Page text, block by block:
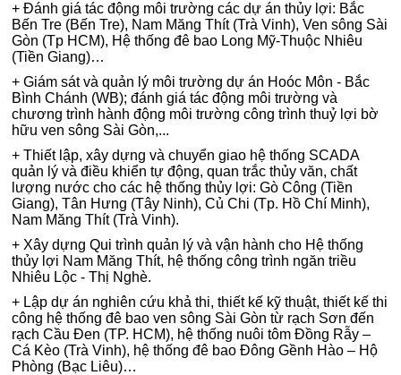
+ Đánh giá tác động môi trường các dự án thủy lợi: Bắc
Bến Tre (Bến Tre), Nam Măng Thít (Trà Vinh), Ven sông Sài
Gòn (Tp HCM), Hệ thống đê bao Long Mỹ-Thuộc Nhiêu
(Tiền Giang)…
+ Giám sát và quản lý môi trường dự án Hoóc Môn - Bắc
Bình Chánh (WB); đánh giá tác động môi trường và
chương trình hành động môi trường công trình thuỷ lợi bờ
hữu ven sông Sài Gòn,...
+ Thiết lập, xây dựng và chuyển giao hệ thống SCADA
quản lý và điều khiển tự động, quan trắc thủy văn, chất
lượng nước cho các hệ thống thủy lợi: Gò Công (Tiền
Giang), Tân Hưng (Tây Ninh), Củ Chi (Tp. Hồ Chí Minh),
Nam Măng Thít (Trà Vinh).
+ Xây dựng Qui trình quản lý và vận hành cho Hệ thống
thủy lợi Nam Măng Thít, hệ thống công trình ngăn triều
Nhiêu Lộc - Thị Nghè.
+ Lập dự án nghiên cứu khả thi, thiết kế kỹ thuật, thiết kế thi
công hệ thống đê bao ven sông Sài Gòn từ rạch Sơn đến
rạch Cầu Đen (TP. HCM), hệ thống nuôi tôm Đồng Rẫy –
Cá Kèo (Trà Vinh), hệ thống đê bao Đông Gềnh Hào – Hộ
Phòng (Bạc Liêu)…